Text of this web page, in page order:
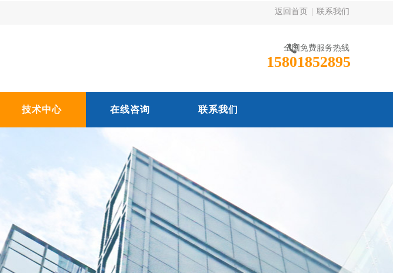
返回首页 联系我们
全国免费服务热线
15801852895
技术中心 在线咨询 联系我们